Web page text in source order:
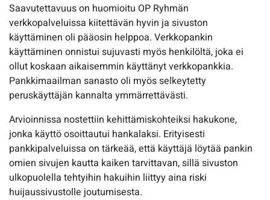
Saavutettavuus on huomioitu OP Ryhmän
verkkopalveluissa kiitettävän hyvin ja sivuston
käyttäminen oli pääosin helppoa. Verkkopankin
käyttäminen onnistui sujuvasti myös henkilöltä, joka ei
ollut koskaan aikaisemmin käyttänyt verkkopankkia.
Pankkimaailman sanasto oli myös selkeytetty
peruskäyttäjän kannalta ymmärrettävästi.
Arvioinnissa nostettiin kehittämiskohteiksi hakukone,
jonka käyttö osoittautui hankalaksi. Erityisesti
pankkipalveluissa on tärkeää, että käyttäjä löytää pankin
omien sivujen kautta kaiken tarvittavan, sillä sivuston
ulkopuolella tehtyihin hakuihin liittyy aina riski
huijaussivustolle joutumisesta.